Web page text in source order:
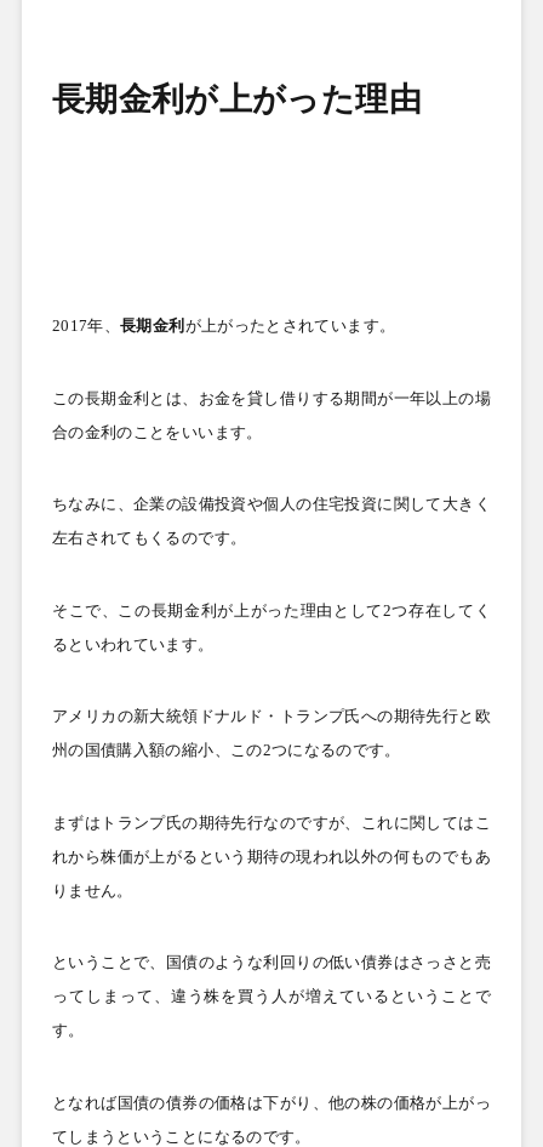
長期金利が上がった理由
2017年、長期金利 が上がったとされています。
この長期金利とは、お金を貸し借りする期間が一年以上の場
合の金利のことをいいます。
ちなみに、企業の設備投資や個人の住宅投資に関して大きく
左右されてもくるのです。
そこで、この長期金利が上がった理由として2つ存在してく
るといわれています。
アメリカの新大統領ドナルド・トランプ氏への期待先行と欧
州の国債購入額の縮小、この2つになるのです。
まずはトランプ氏の期待先行なのですが、これに関してはこ
れから株価が上がるという期待の現われ以外の何ものでもあ
りません。
ということで、国債のような利回りの低い債券はさっさと売
ってしまって、違う株を買う人が増えているということで
す。
となれば国債の債券の価格は下がり、他の株の価格が上がっ
てしまうということになるのです。